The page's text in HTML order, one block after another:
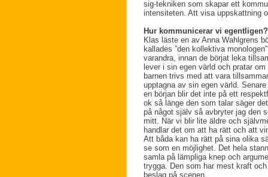
sig-tekniken som skapar ett
intensiteten. Att visa uppskattning
Hur kommunicerar vi egentligen?
Klas läste en av Anna Wahlgrens
kallades ”den kollektiva
varandra, innan de börjat leka
lever i sin egen värld och pratar
barnen trivs med att vara
upptagna av sin egen värld.
en början blir det inte på ett
ok så länge den som talar säger
på något själv så avbryter jag den
mitt. När vi blir lite äldre och
handlar det om att ha rätt och att
Att båda kan ha rätt på sina olika
se som en möjlighet. Det hela
samla på lämpliga knep och
trygga. Den som har mest kraft
beslag på scenen.